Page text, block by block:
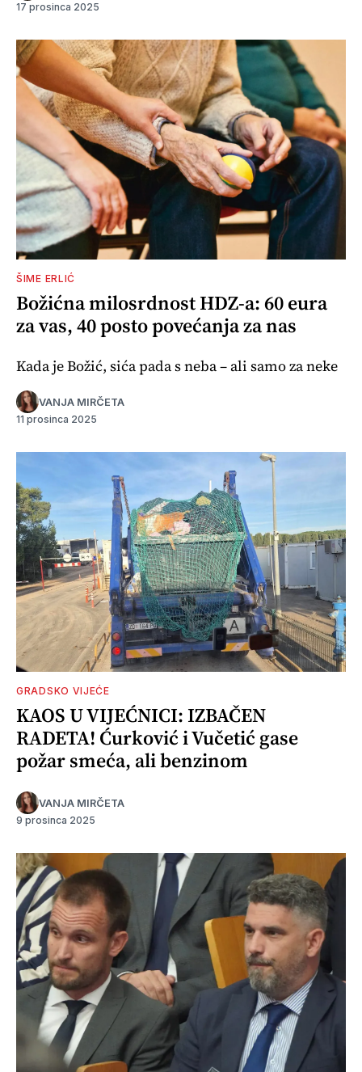
17 prosinca 2025
ŠIME ERLIĆ
Božićna milosrdnost HDZ-a: 60 eura
za vas, 40 posto povećanja za nas
Kada je Božić, sića pada s neba – ali samo za neke
VANJA MIRČETA
11 prosinca 2025
GRADSKO VIJEĆE
KAOS U VIJEĆNICI: IZBAČEN
RADETA! Ćurković i Vučetić gase
požar smeća, ali benzinom
VANJA MIRČETA
9 prosinca 2025